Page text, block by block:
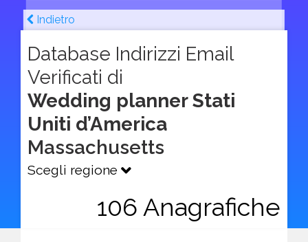
Indietro
Database Indirizzi Email
Verificati di
Wedding planner Stati
Uniti d’America
Massachusetts
Scegli regione
106 Anagrafiche